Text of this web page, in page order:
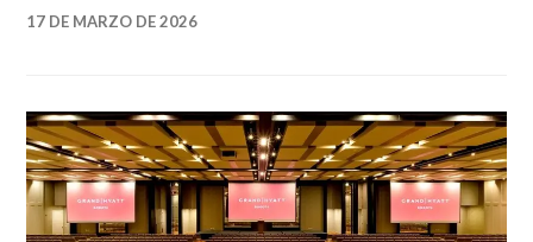
17 DE MARZO DE 2026